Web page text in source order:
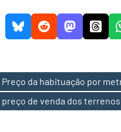
Etiquetas
Preço da habituação por
preço de venda dos